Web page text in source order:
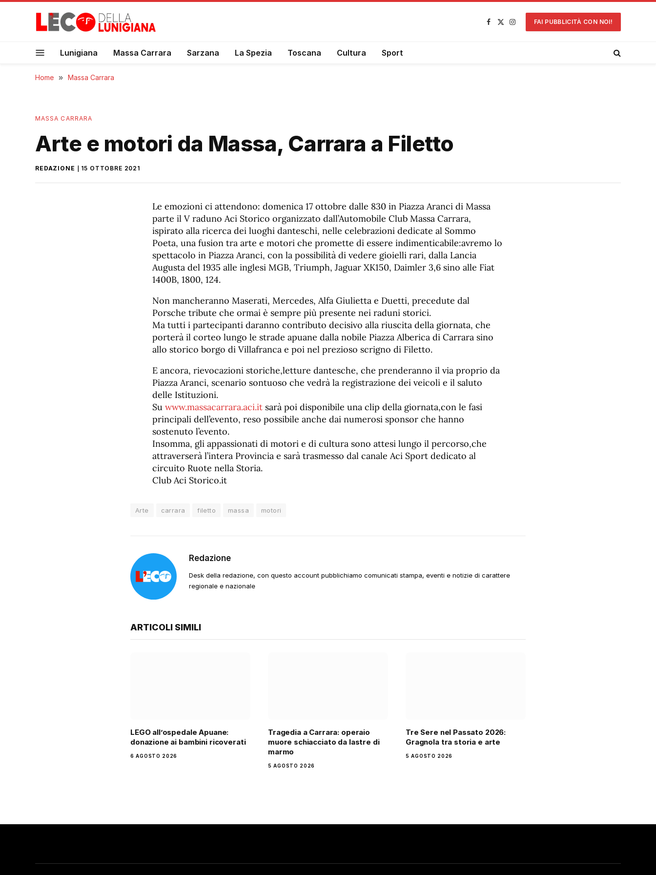
Facebook
X
Instagram
FAI PUBBLICITÀ CON NOI!
Lunigiana Massa Carrara Sarzana La Spezia Toscana Cultura Sport
Home » Massa Carrara
MASSA CARRARA
Arte e motori da Massa, Carrara a Filetto
REDAZIONE 15 OTTOBRE 2021
Le emozioni ci attendono: domenica 17 ottobre dalle 830 in Piazza Aranci di Massa
parte il V raduno Aci Storico organizzato dall’Automobile Club Massa Carrara,
ispirato alla ricerca dei luoghi danteschi, nelle celebrazioni dedicate al Sommo
Poeta, una fusion tra arte e motori che promette di essere indimenticabile:avremo lo
spettacolo in Piazza Aranci, con la possibilità di vedere gioielli rari, dalla Lancia
Augusta del 1935 alle inglesi MGB, Triumph, Jaguar XK150, Daimler 3,6 sino alle Fiat
1400B, 1800, 124.
Non mancheranno Maserati, Mercedes, Alfa Giulietta e Duetti, precedute dal
Porsche tribute che ormai è sempre più presente nei raduni storici.
Ma tutti i partecipanti daranno contributo decisivo alla riuscita della giornata, che
porterà il corteo lungo le strade apuane dalla nobile Piazza Alberica di Carrara sino
allo storico borgo di Villafranca e poi nel prezioso scrigno di Filetto.
E ancora, rievocazioni storiche,letture dantesche, che prenderanno il via proprio da
Piazza Aranci, scenario sontuoso che vedrà la registrazione dei veicoli e il saluto
delle Istituzioni.
Su www.massacarrara.aci.it sarà poi disponibile una clip della giornata,con le fasi
principali dell’evento, reso possibile anche dai numerosi sponsor che hanno
sostenuto l’evento.
Insomma, gli appassionati di motori e di cultura sono attesi lungo il percorso,che
attraverserà l’intera Provincia e sarà trasmesso dal canale Aci Sport dedicato al
circuito Ruote nella Storia.
Club Aci Storico.it
Arte carrara filetto massa motori
Redazione
Desk della redazione, con questo account pubblichiamo comunicati stampa, eventi e notizie di carattere
regionale e nazionale
ARTICOLI SIMILI
LEGO all’ospedale Apuane:
donazione ai bambini ricoverati
6 AGOSTO 2026
Tragedia a Carrara: operaio
muore schiacciato da lastre di
marmo
5 AGOSTO 2026
Tre Sere nel Passato 2026:
Gragnola tra storia e arte
5 AGOSTO 2026